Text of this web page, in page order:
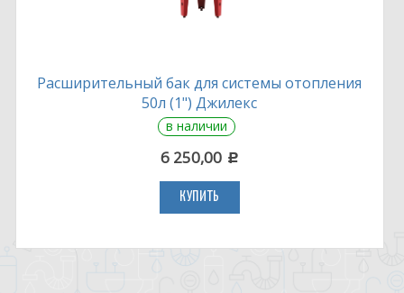
Расширительный бак для системы отопления
50л (1") Джилекс
в наличии
6 250,00 c
КУПИТЬ